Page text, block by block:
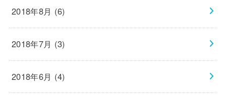
2018年8月 (6)
2018年7月 (3)
2018年6月 (4)